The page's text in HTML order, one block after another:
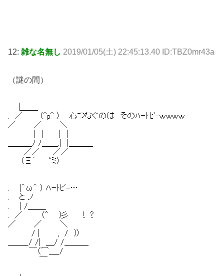
12: 雑な名無し 2019/01/05(土) 22:45:13.40 ID:TBZ0mr43a
（謎の間）